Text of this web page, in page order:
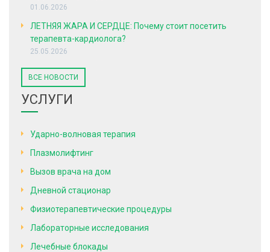
01.06.2026
ЛЕТНЯЯ ЖАРА И СЕРДЦЕ: Почему стоит посетить
терапевта-кардиолога?
25.05.2026
ВСЕ НОВОСТИ
УСЛУГИ
Ударно-волновая терапия
Плазмолифтинг
Вызов врача на дом
Дневной стационар
Физиотерапевтические процедуры
Лабораторные исследования
Лечебные блокады